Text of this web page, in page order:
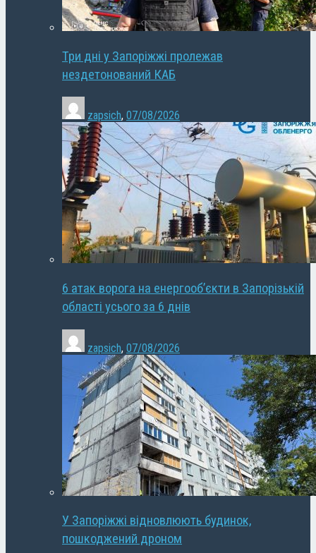
Три дні у Запоріжжі пролежав
нездетонований КАБ
zapsich, 07/08/2026
6 атак ворога на енергооб’єкти в Запорізькій
області усього за 6 днів
zapsich, 07/08/2026
У Запоріжжі відновлюють будинок,
пошкоджений дроном